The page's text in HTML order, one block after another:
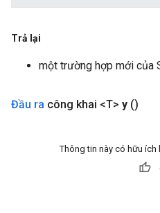
Trả lại
một trường hợp mới của
Đầu ra công khai <T> y ()
Thông tin này có hữu